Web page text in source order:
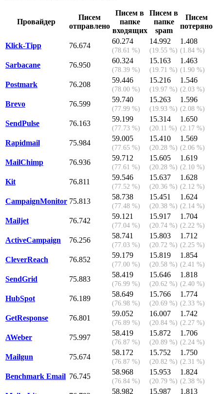
Провайдер
Писем
отправлено
Писем в
папке
входящих
Писем в
папке
spam
Писем
потеряно
Klick-Tipp 76.674
60.274
(78.61 %)
14.992
(19.55 %)
1.408
(1.84 %)
Sarbacane 76.950
60.324
(78.39 %)
15.163
(19.71 %)
1.463
(1.90 %)
Postmark 76.208
59.446
(78.00 %)
15.216
(19.97 %)
1.546
(2.03 %)
Brevo 76.599
59.740
(77.99 %)
15.263
(19.93 %)
1.596
(2.08 %)
SendPulse 76.163
59.199
(77.73 %)
15.314
(20.11 %)
1.650
(2.17 %)
Rapidmail 75.984
59.005
(77.65 %)
15.410
(20.28 %)
1.569
(2.06 %)
MailChimp 76.936
59.712
(77.61 %)
15.605
(20.28 %)
1.619
(2.10 %)
Kit 76.811
59.546
(77.52 %)
15.637
(20.36 %)
1.628
(2.12 %)
CampaignMonitor 75.813
58.738
(77.48 %)
15.451
(20.38 %)
1.624
(2.14 %)
Mailjet 76.742
59.121
(77.04 %)
15.917
(20.74 %)
1.704
(2.22 %)
ActiveCampaign 76.256
58.741
(77.03 %)
15.803
(20.72 %)
1.712
(2.25 %)
CleverReach 76.852
59.179
(77.00 %)
15.819
(20.58 %)
1.854
(2.41 %)
SendGrid 75.883
58.419
(76.99 %)
15.646
(20.62 %)
1.818
(2.40 %)
HubSpot 76.189
58.649
(76.98 %)
15.766
(20.69 %)
1.774
(2.33 %)
GetResponse 76.801
59.052
(76.89 %)
16.007
(20.84 %)
1.742
(2.27 %)
AWeber 75.997
58.419
(76.87 %)
15.872
(20.89 %)
1.706
(2.24 %)
Mailgun 75.674
58.172
(76.87 %)
15.752
(20.82 %)
1.750
(2.31 %)
Benchmark Email 76.745
58.968
(76.84 %)
15.953
(20.79 %)
1.824
(2.38 %)
58.982 15.987 1.813